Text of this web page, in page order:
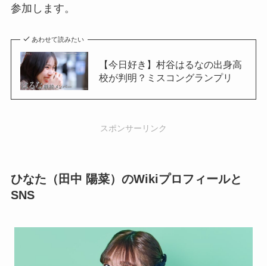
参加します。
あわせて読みたい
【今日好き】村谷はるなの出身高
校が判明？ミスコングランプリ
スポンサーリンク
ひなた（田中 陽菜）のWikiプロフィールと
SNS